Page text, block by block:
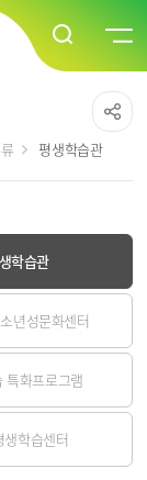
평생학습관
학습관
년성문화센터
특화프로그램
생학습센터